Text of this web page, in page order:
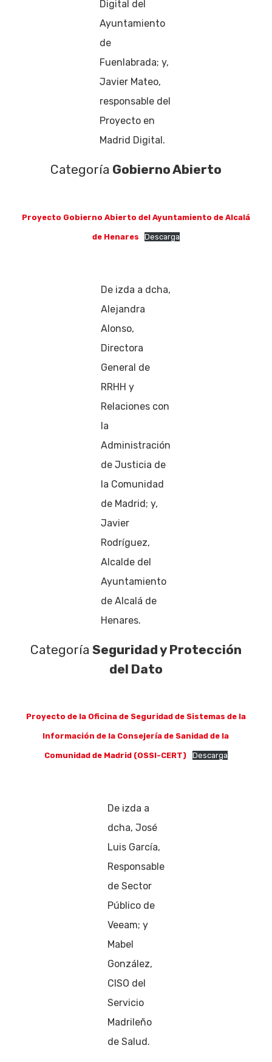
Digital del
Ayuntamiento
de
Fuenlabrada; y,
Javier Mateo,
responsable del
Proyecto en
Madrid Digital.
Categoría Gobierno Abierto
Proyecto Gobierno Abierto del Ayuntamiento de Alcalá
de Henares Descarga
De izda a dcha,
Alejandra
Alonso,
Directora
General de
RRHH y
Relaciones con
la
Administración
de Justicia de
la Comunidad
de Madrid; y,
Javier
Rodríguez,
Alcalde del
Ayuntamiento
de Alcalá de
Henares.
Categoría Seguridad y Protección
del Dato
Proyecto de la Oficina de Seguridad de Sistemas de la
Información de la Consejería de Sanidad de la
Comunidad de Madrid (OSSI-CERT) Descarga
De izda a
dcha, José
Luis García,
Responsable
de Sector
Público de
Veeam; y
Mabel
González,
CISO del
Servicio
Madrileño
de Salud.